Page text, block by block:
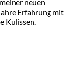
neuen
Erfahrung mit
Kulissen.